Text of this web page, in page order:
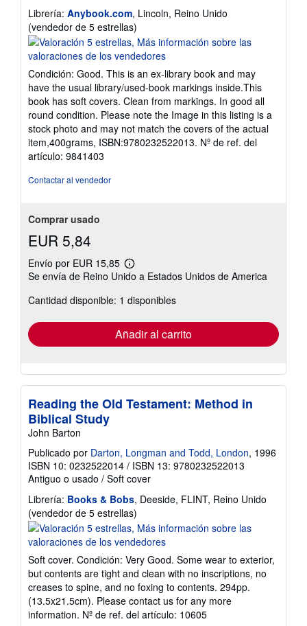
Librería: Anybook.com, Lincoln, Reino Unido
(vendedor de 5 estrellas)
del
vendedor:
de
5
estrellas
Condición: Good. This is an ex-library book and may
have the usual library/used-book markings inside.This
book has soft covers. Clean from markings. In good all
round condition. Please note the Image in this listing is a
stock photo and may not match the covers of the actual
item,400grams, ISBN:9780232522013. Nº de ref. del
artículo: 9841403
Contactar al vendedor
Comprar usado
EUR 5,84
Envío por EUR 15,85
Más
información
las
tarifas
envío
Se envía de Reino Unido a Estados Unidos de America
Cantidad disponible: 1 disponibles
Añadir al carrito
Reading the Old Testament: Method in
Biblical Study
John Barton
Publicado por Darton, Longman and Todd, London, 1996
ISBN 10: 0232522014 / ISBN 13: 9780232522013
Antiguo o usado / Soft cover
Librería: Books & Bobs, Deeside, FLINT, Reino Unido
(vendedor de 5 estrellas)
del
vendedor:
de
5
estrellas
Soft cover. Condición: Very Good. Some wear to exterior,
but contents are tight and clean with no inscriptions, no
creases to spine, and no foxing to contents. 294pp.
(13.5x21.5cm). Please contact us for any more
information. Nº de ref. del artículo: 10605